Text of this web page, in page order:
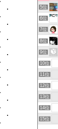
5位
6位
7位
8位
9位
10位
11位
12位
13位
14位
15位